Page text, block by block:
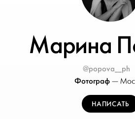
Марина
@popova__ph
Фотограф —
НАПИСАТЬ